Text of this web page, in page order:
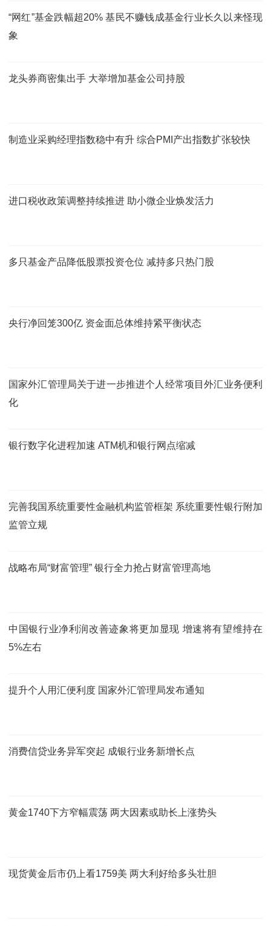
“网红”基金跌幅超20% 基民不赚钱成基金行业长久以来怪现
象
龙头券商密集出手 大举增加基金公司持股
制造业采购经理指数稳中有升 综合PMI产出指数扩张较快
进口税收政策调整持续推进 助小微企业焕发活力
多只基金产品降低股票投资仓位 减持多只热门股
央行净回笼300亿 资金面总体维持紧平衡状态
国家外汇管理局关于进一步推进个人经常项目外汇业务便利
化
银行数字化进程加速 ATM机和银行网点缩减
完善我国系统重要性金融机构监管框架 系统重要性银行附加
监管立规
战略布局“财富管理” 银行全力抢占财富管理高地
中国银行业净利润改善迹象将更加显现 增速将有望维持在
5%左右
提升个人用汇便利度 国家外汇管理局发布通知
消费信贷业务异军突起 成银行业务新增长点
黄金1740下方窄幅震荡 两大因素或助长上涨势头
现货黄金后市仍上看1759美 两大利好给多头壮胆